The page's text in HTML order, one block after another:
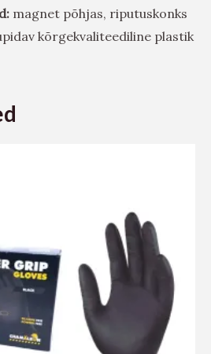
magnet põhjas, riputuskonks
kõrgekvaliteediline plastik